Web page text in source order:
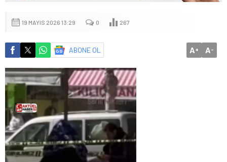
19 MAYIS 2026 13:29 0 267
ABONE OL A+ A-